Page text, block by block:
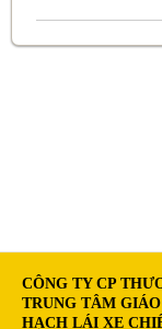
CÔNG TY CP
TRUNG TÂM
HẠCH LÁI XE